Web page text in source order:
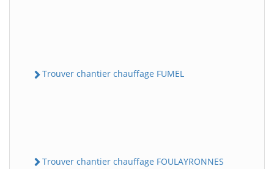
Trouver chantier chauffage FUMEL
Trouver chantier chauffage FOULAYRONNES